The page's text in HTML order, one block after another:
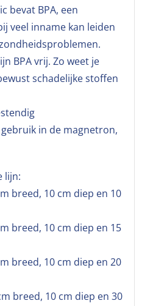
bevat BPA, een
veel inname kan leiden
BPA vrij. Zo weet je
schadelijke stoffen
in de magnetron,
lijn:
breed, 10 cm diep en 10
breed, 10 cm diep en 15
breed, 10 cm diep en 20
breed, 10 cm diep en 30